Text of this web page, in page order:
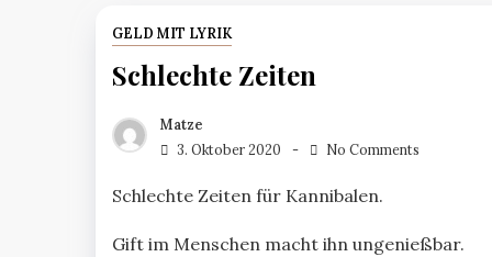
GELD MIT LYRIK
Schlechte Zeiten
Matze
3. Oktober 2020
No Comments
Schlechte Zeiten für Kannibalen.
Gift im Menschen macht ihn ungenießbar.